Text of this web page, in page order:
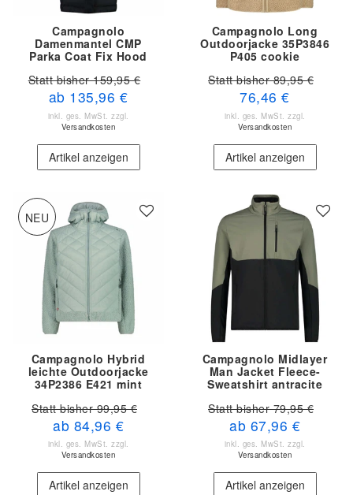
Campagnolo
Damenmantel CMP
Parka Coat Fix Hood
Statt bisher 159,95 €
ab 135,96 €
inkl. ges. MwSt. zzgl.
Versandkosten
Artikel anzeigen
Campagnolo Long
Outdoorjacke 35P3846
P405 cookie
Statt bisher 89,95 €
76,46 €
inkl. ges. MwSt. zzgl.
Versandkosten
Artikel anzeigen
NEU
Campagnolo Hybrid
leichte Outdoorjacke
34P2386 E421 mint
Statt bisher 99,95 €
ab 84,96 €
inkl. ges. MwSt. zzgl.
Versandkosten
Artikel anzeigen
Campagnolo Midlayer
Man Jacket Fleece-
Sweatshirt antracite
Statt bisher 79,95 €
ab 67,96 €
inkl. ges. MwSt. zzgl.
Versandkosten
Artikel anzeigen